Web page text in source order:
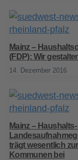
Mainz –
(FDP): Wir
14. Dezember 2016
Mainz –
trägt wesentlich
Kommunen bei